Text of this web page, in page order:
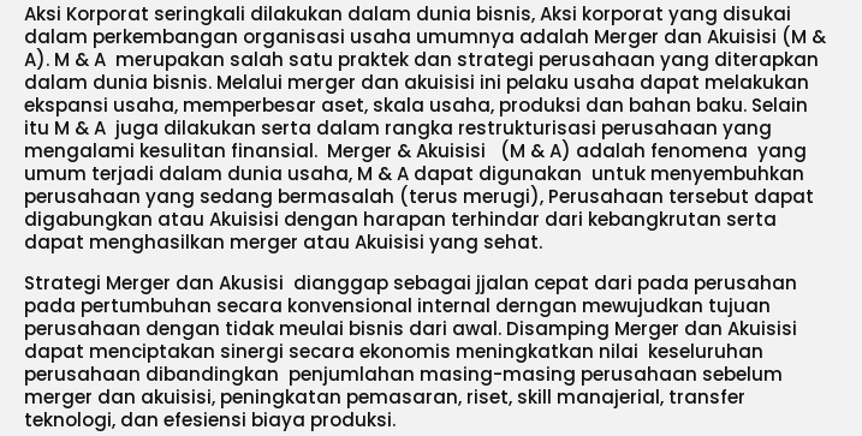
Aksi Korporat seringkali dilakukan dalam dunia bisnis, Aksi korporat yang disukai
dalam perkembangan organisasi usaha umumnya adalah Merger dan Akuisisi (M &
A). M & A merupakan salah satu praktek dan strategi perusahaan yang diterapkan
dalam dunia bisnis. Melalui merger dan akuisisi ini pelaku usaha dapat melakukan
ekspansi usaha, memperbesar aset, skala usaha, produksi dan bahan baku. Selain
itu M & A juga dilakukan serta dalam rangka restrukturisasi perusahaan yang
mengalami kesulitan finansial. Merger & Akuisisi (M & A) adalah fenomena yang
umum terjadi dalam dunia usaha, M & A dapat digunakan untuk menyembuhkan
perusahaan yang sedang bermasalah (terus merugi), Perusahaan tersebut dapat
digabungkan atau Akuisisi dengan harapan terhindar dari kebangkrutan serta
dapat menghasilkan merger atau Akuisisi yang sehat.
Strategi Merger dan Akusisi dianggap sebagai jjalan cepat dari pada perusahan
pada pertumbuhan secara konvensional internal derngan mewujudkan tujuan
perusahaan dengan tidak meulai bisnis dari awal. Disamping Merger dan Akuisisi
dapat menciptakan sinergi secara ekonomis meningkatkan nilai keseluruhan
perusahaan dibandingkan penjumlahan masing-masing perusahaan sebelum
merger dan akuisisi, peningkatan pemasaran, riset, skill manajerial, transfer
teknologi, dan efesiensi biaya produksi.